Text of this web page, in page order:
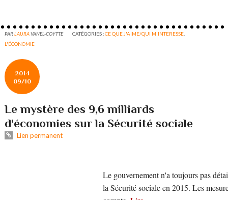
PARLAURAVANEL-COYTTE CATÉGORIES :CE QUE J'AIME/QUI M'INTERESSE
L'ÉCONOMIE
2014
09/10
Le mystère des 9,6 milliards
d'économies sur la Sécurité sociale
Lien permanent
Le gouvernement n'a toujours pas
la Sécurité sociale en 2015. Les